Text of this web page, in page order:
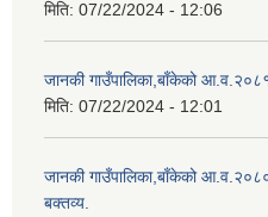
मिति: 07/22/2024 - 12:06
जानकी गाउँपालिका,बाँकेको
मिति: 07/22/2024 - 12:01
जानकी गाउँपालिका,बाँकेको
बक्तव्य.